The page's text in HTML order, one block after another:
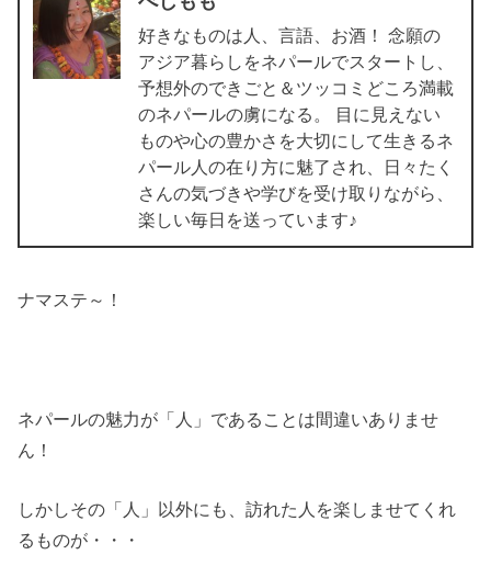
好きなものは人、言語、お酒！ 念願の
アジア暮らしをネパールでスタートし、
予想外のできごと＆ツッコミどころ満載
のネパールの虜になる。 目に見えない
ものや心の豊かさを大切にして生きるネ
パール人の在り方に魅了され、日々たく
さんの気づきや学びを受け取りながら、
楽しい毎日を送っています♪
ナマステ～！
ネパールの魅力が「人」であることは間違いありませ
ん！
しかしその「人」以外にも、訪れた人を楽しませてくれ
るものが・・・